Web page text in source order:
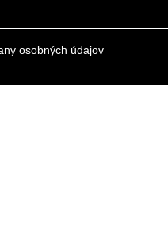
osobných údajov